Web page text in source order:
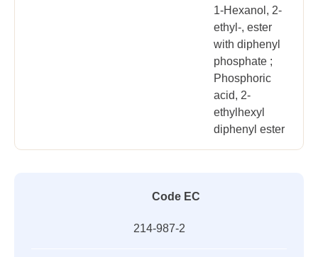
1-Hexanol, 2-
ethyl-, ester
with diphenyl
phosphate ;
Phosphoric
acid, 2-
ethylhexyl
diphenyl ester
Code EC
214-987-2